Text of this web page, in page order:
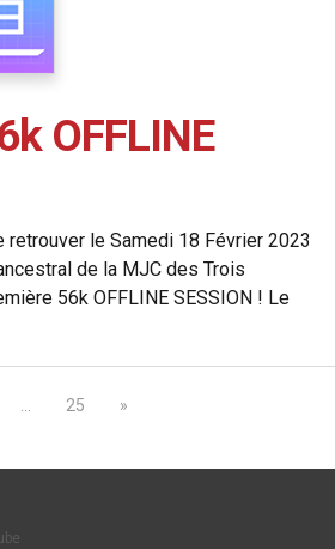
OFFLINE
retrouver le Samedi 18 Février 2023
de la MJC des Trois
56k OFFLINE SESSION ! Le
25 »